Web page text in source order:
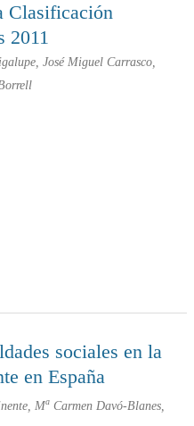
Clasificación
2011
José Miguel Carrasco,
sociales en la
en España
Ma Carmen Davó-Blanes,